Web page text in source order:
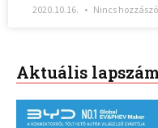
2020.10.16. Nincs
Aktuális